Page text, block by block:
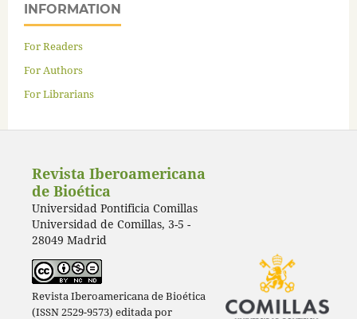
INFORMATION
For Readers
For Authors
For Librarians
Revista Iberoamericana
de Bioética
Universidad Pontificia Comillas
Universidad de Comillas, 3-5 -
28049 Madrid
Revista Iberoamericana de Bioética
(ISSN 2529-9573) editada por